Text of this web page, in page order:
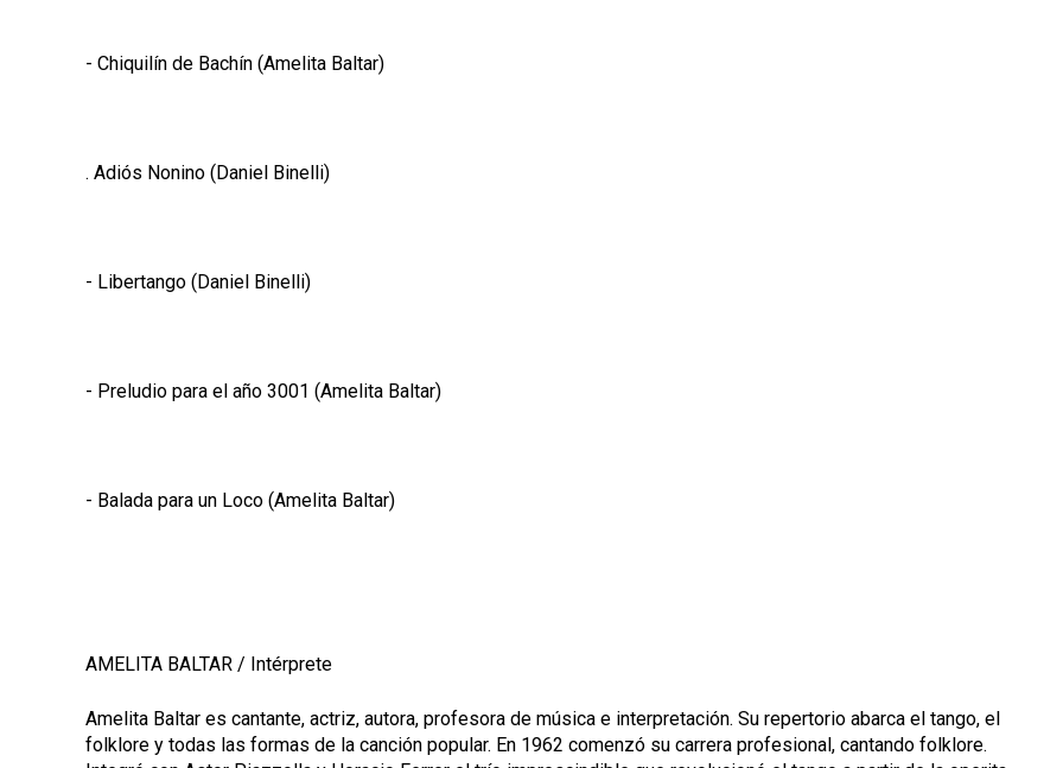
- Chiquilín de Bachín (Amelita Baltar)
. Adiós Nonino (Daniel Binelli)
- Libertango (Daniel Binelli)
- Preludio para el año 3001 (Amelita Baltar)
- Balada para un Loco (Amelita Baltar)
AMELITA BALTAR / Intérprete
Amelita Baltar es cantante, actriz, autora, profesora de música e interpretación. Su repertorio abarca el tango, el
folklore y todas las formas de la canción popular. En 1962 comenzó su carrera profesional, cantando folklore.